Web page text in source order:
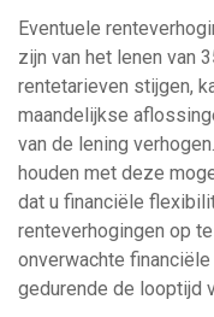
Eventuele
zijn van het lenen van
rentetarieven stijgen,
maandelijkse
van de lening
houden met deze
dat u financiële
renteverhogingen op
onverwachte
gedurende de looptijd